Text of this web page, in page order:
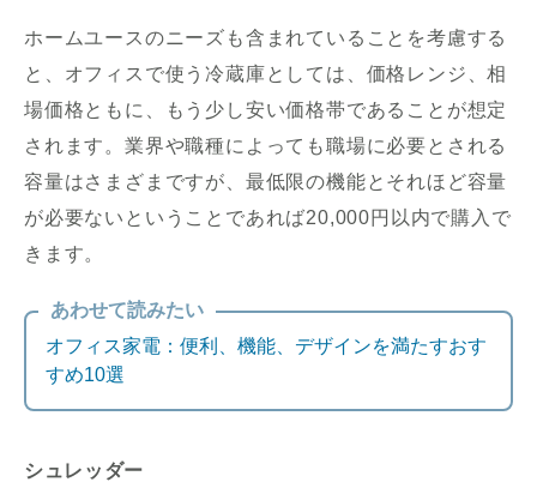
ホームユースのニーズも含まれていることを考慮する
と、オフィスで使う冷蔵庫としては、価格レンジ、相
場価格ともに、もう少し安い価格帯であることが想定
されます。業界や職種によっても職場に必要とされる
容量はさまざまですが、最低限の機能とそれほど容量
が必要ないということであれば20,000円以内で購入で
きます。
あわせて読みたい
オフィス家電：便利、機能、デザインを満たすおす
すめ10選
シュレッダー